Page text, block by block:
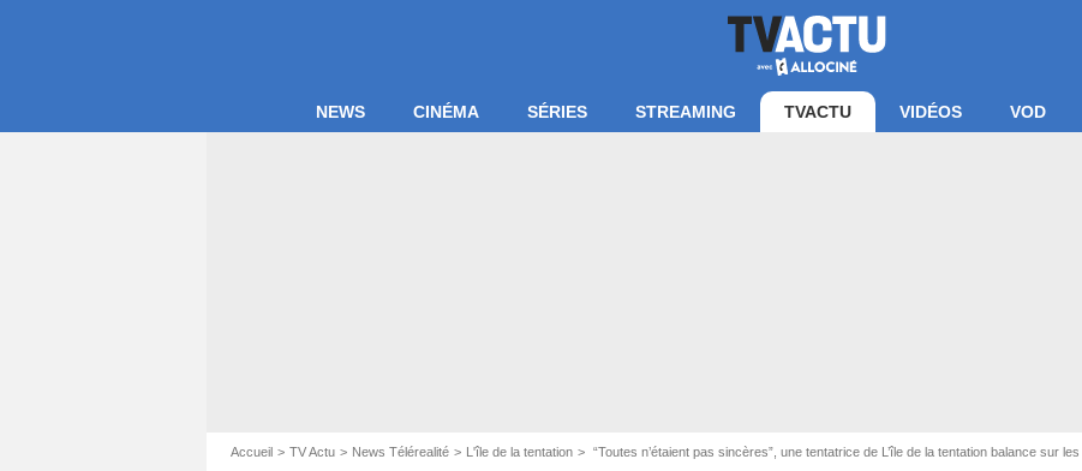
NEWS CINÉMA SÉRIES STREAMING TVACTU VIDÉOS VOD
Accueil TV Actu News Télérealité L'île de la tentation “Toutes n’étaient pas sincères”, une tentatrice de L’île de la tentation balance sur
Capture d'écran L'île de la tentation / W9